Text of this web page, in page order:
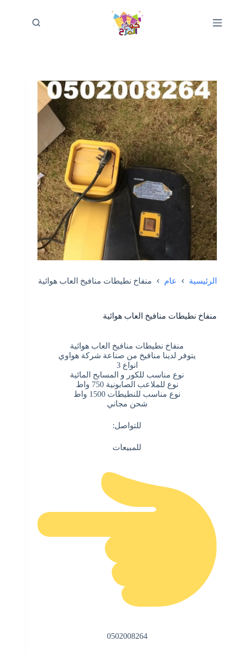
المحتوى
الرئيسية عام منفاخ نطيطات منافيخ العاب هوائية
منفاخ نطيطات منافيخ العاب هوائية
منفاخ نطيطات منافيخ العاب هوائية
يتوفر لدينا منافيخ من صناعة شركة هواوي
انواع 3
نوع مناسب للكور و المسابح المائية
نوع للملاعب الصابونية 750 واط
نوع مناسب للنطيطات 1500 واط
شحن مجاني
للتواصل:
للمبيعات
0502008264